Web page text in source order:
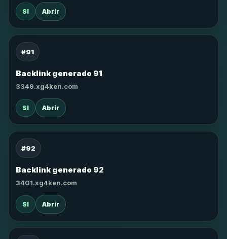
SI Abrir
#91
Backlink generado 91
3349.xg4ken.com
SI Abrir
#92
Backlink generado 92
3401.xg4ken.com
SI Abrir